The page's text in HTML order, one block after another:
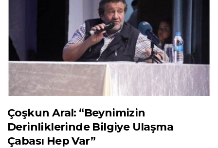
Çoşkun Aral: “Beynimizin
Derinliklerinde Bilgiye Ulaşma
Çabası Hep Var”